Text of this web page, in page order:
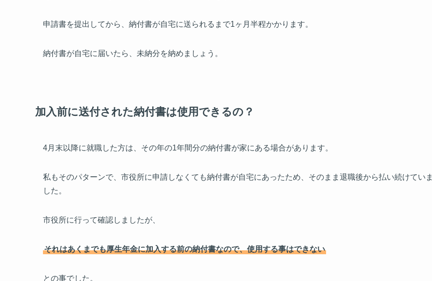
申請書を提出してから、納付書が自宅に送られるまで1ヶ月半程かかります。
納付書が自宅に届いたら、未納分を納めましょう。
加入前に送付された納付書は使用できるの？
4月末以降に就職した方は、その年の1年間分の納付書が家にある場合があります。
私もそのパターンで、市役所に申請しなくても納付書が自宅にあったため、そのまま退職後から払い続けていま
した。
市役所に行って確認しましたが、
それはあくまでも厚生年金に加入する前の納付書なので、使用する事はできない
との事でした。